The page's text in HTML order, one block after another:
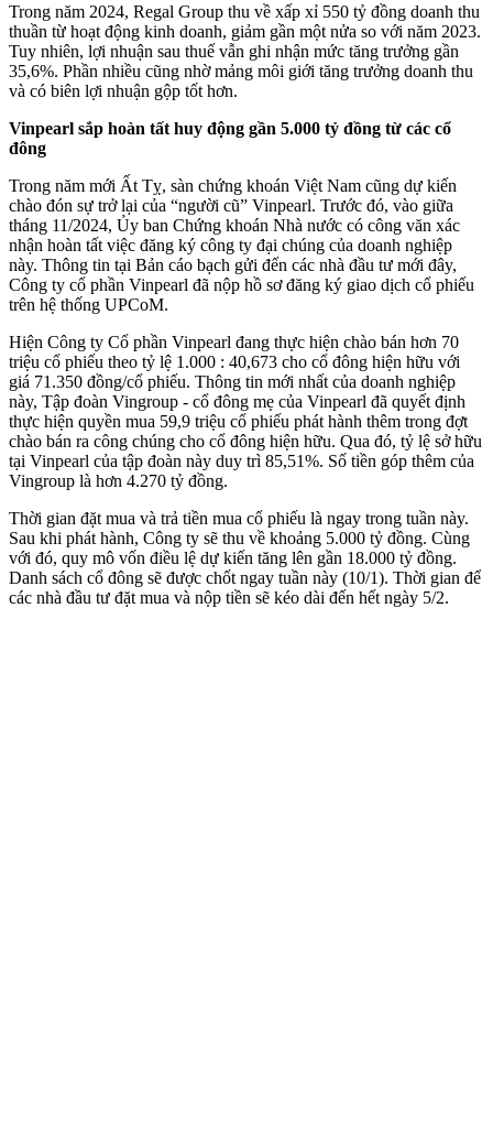
Trong năm 2024, Regal Group thu về xấp xỉ 550 tỷ đồng doanh thu
thuần từ hoạt động kinh doanh, giảm gần một nửa so với năm 2023.
Tuy nhiên, lợi nhuận sau thuế vẫn ghi nhận mức tăng trưởng gần
35,6%. Phần nhiều cũng nhờ mảng môi giới tăng trưởng doanh thu
và có biên lợi nhuận gộp tốt hơn.
Vinpearl sắp hoàn tất huy động gần 5.000 tỷ đồng từ các cổ
đông
Trong năm mới Ất Tỵ, sàn chứng khoán Việt Nam cũng dự kiến
chào đón sự trở lại của “người cũ” Vinpearl. Trước đó, vào giữa
tháng 11/2024, Ủy ban Chứng khoán Nhà nước có công văn xác
nhận hoàn tất việc đăng ký công ty đại chúng của doanh nghiệp
này. Thông tin tại Bản cáo bạch gửi đến các nhà đầu tư mới đây,
Công ty cổ phần Vinpearl đã nộp hồ sơ đăng ký giao dịch cổ phiếu
trên hệ thống UPCoM.
Hiện Công ty Cổ phần Vinpearl đang thực hiện chào bán hơn 70
triệu cổ phiếu theo tỷ lệ 1.000 : 40,673 cho cổ đông hiện hữu với
giá 71.350 đồng/cổ phiếu. Thông tin mới nhất của doanh nghiệp
này, Tập đoàn Vingroup - cổ đông mẹ của Vinpearl đã quyết định
thực hiện quyền mua 59,9 triệu cổ phiếu phát hành thêm trong đợt
chào bán ra công chúng cho cổ đông hiện hữu. Qua đó, tỷ lệ sở hữu
tại Vinpearl của tập đoàn này duy trì 85,51%. Số tiền góp thêm của
Vingroup là hơn 4.270 tỷ đồng.
Thời gian đặt mua và trả tiền mua cổ phiếu là ngay trong tuần này.
Sau khi phát hành, Công ty sẽ thu về khoảng 5.000 tỷ đồng. Cùng
với đó, quy mô vốn điều lệ dự kiến tăng lên gần 18.000 tỷ đồng.
Danh sách cổ đông sẽ được chốt ngay tuần này (10/1). Thời gian để
các nhà đầu tư đặt mua và nộp tiền sẽ kéo dài đến hết ngày 5/2.